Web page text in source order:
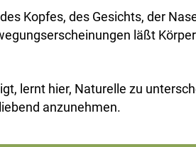
Kopfes, des Gesichts, der
läßt
lernt hier, Naturelle zu
anzunehmen.